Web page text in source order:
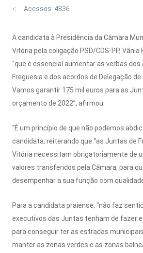
Acessos: 4836
A candidata à Presidência da Câmara
Vitória pela coligação PSD/CDS-PP, Vânia
“que é essencial aumentar as verbas
Freguesia e dos acordos de Delegação
Vamos garantir 175 mil euros para as
orçamento de 2022”, afirmou.
“É um princípio de que não podemos
candidata, reiterando que “as Juntas de
Vitória necessitam obrigatoriamente de
valores transferidos pela Câmara, para
desempenhar a sua função com
Para a candidata praiense, “não faz
executivos das Juntas tenham de fazer
para conseguir ter as estradas
manter as zonas verdes e as zonas